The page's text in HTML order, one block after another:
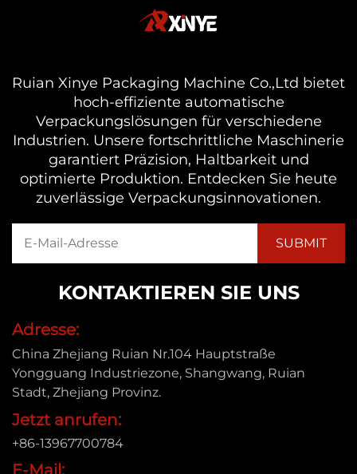
Ruian Xinye Packaging Machine Co.,Ltd bietet
hoch-effiziente automatische
Verpackungslösungen für verschiedene
Industrien. Unsere fortschrittliche Maschinerie
garantiert Präzision, Haltbarkeit und
optimierte Produktion. Entdecken Sie heute
zuverlässige Verpackungsinnovationen.
KONTAKTIEREN SIE UNS
Adresse:
China Zhejiang Ruian Nr.104 Hauptstraße
Yongguang Industriezone, Shangwang, Ruian
Stadt, Zhejiang Provinz.
Jetzt anrufen:
+86-13967700784